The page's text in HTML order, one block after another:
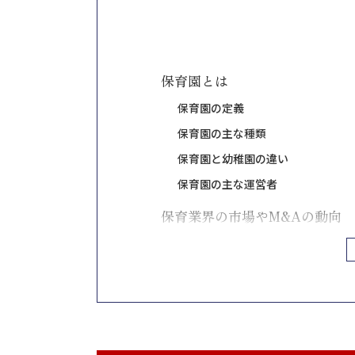
保育園とは
保育園の定義
保育園の主な種類
保育園と幼稚園の違い
保育園の主な運営者
保育業界の市場やM&Aの動向